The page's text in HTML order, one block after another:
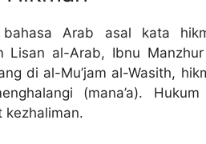
bahasa Arab asal kata
Lisan al-Arab, Ibnu
di al-Mu’jam al-Wasith,
(mana’a).
kezhaliman.